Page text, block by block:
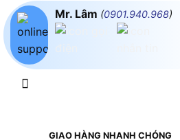
Mr. Lâm (0901.940.968)
GIAO HÀNG NHANH CHÓNG